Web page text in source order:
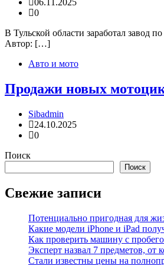
06.11.2025
0
В Тульской области заработал завод
Автор: […]
Авто и мото
Продажи новых
Sibadmin
24.10.2025
0
Поиск
Поиск
Свежие записи
Потенциально пригодная для
Какие модели iPhone и iPad
Как проверить машину с
Эксперт назвал 7 предметов, от
Стали известны цены на